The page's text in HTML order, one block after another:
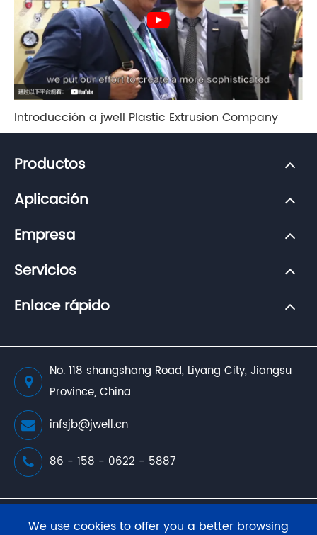
Introducción a jwell Plastic Extrusion Company
Productos
Aplicación
Empresa
Servicios
Enlace rápido
No. 118 shangshang Road, Liyang City, Jiangsu
Province, China
infsjb@jwell.cn
86 - 158 - 0622 - 5887
Copyright (JWELL Extrusion Machinery Co., Ltd.
We use cookies to offer you a better browsing